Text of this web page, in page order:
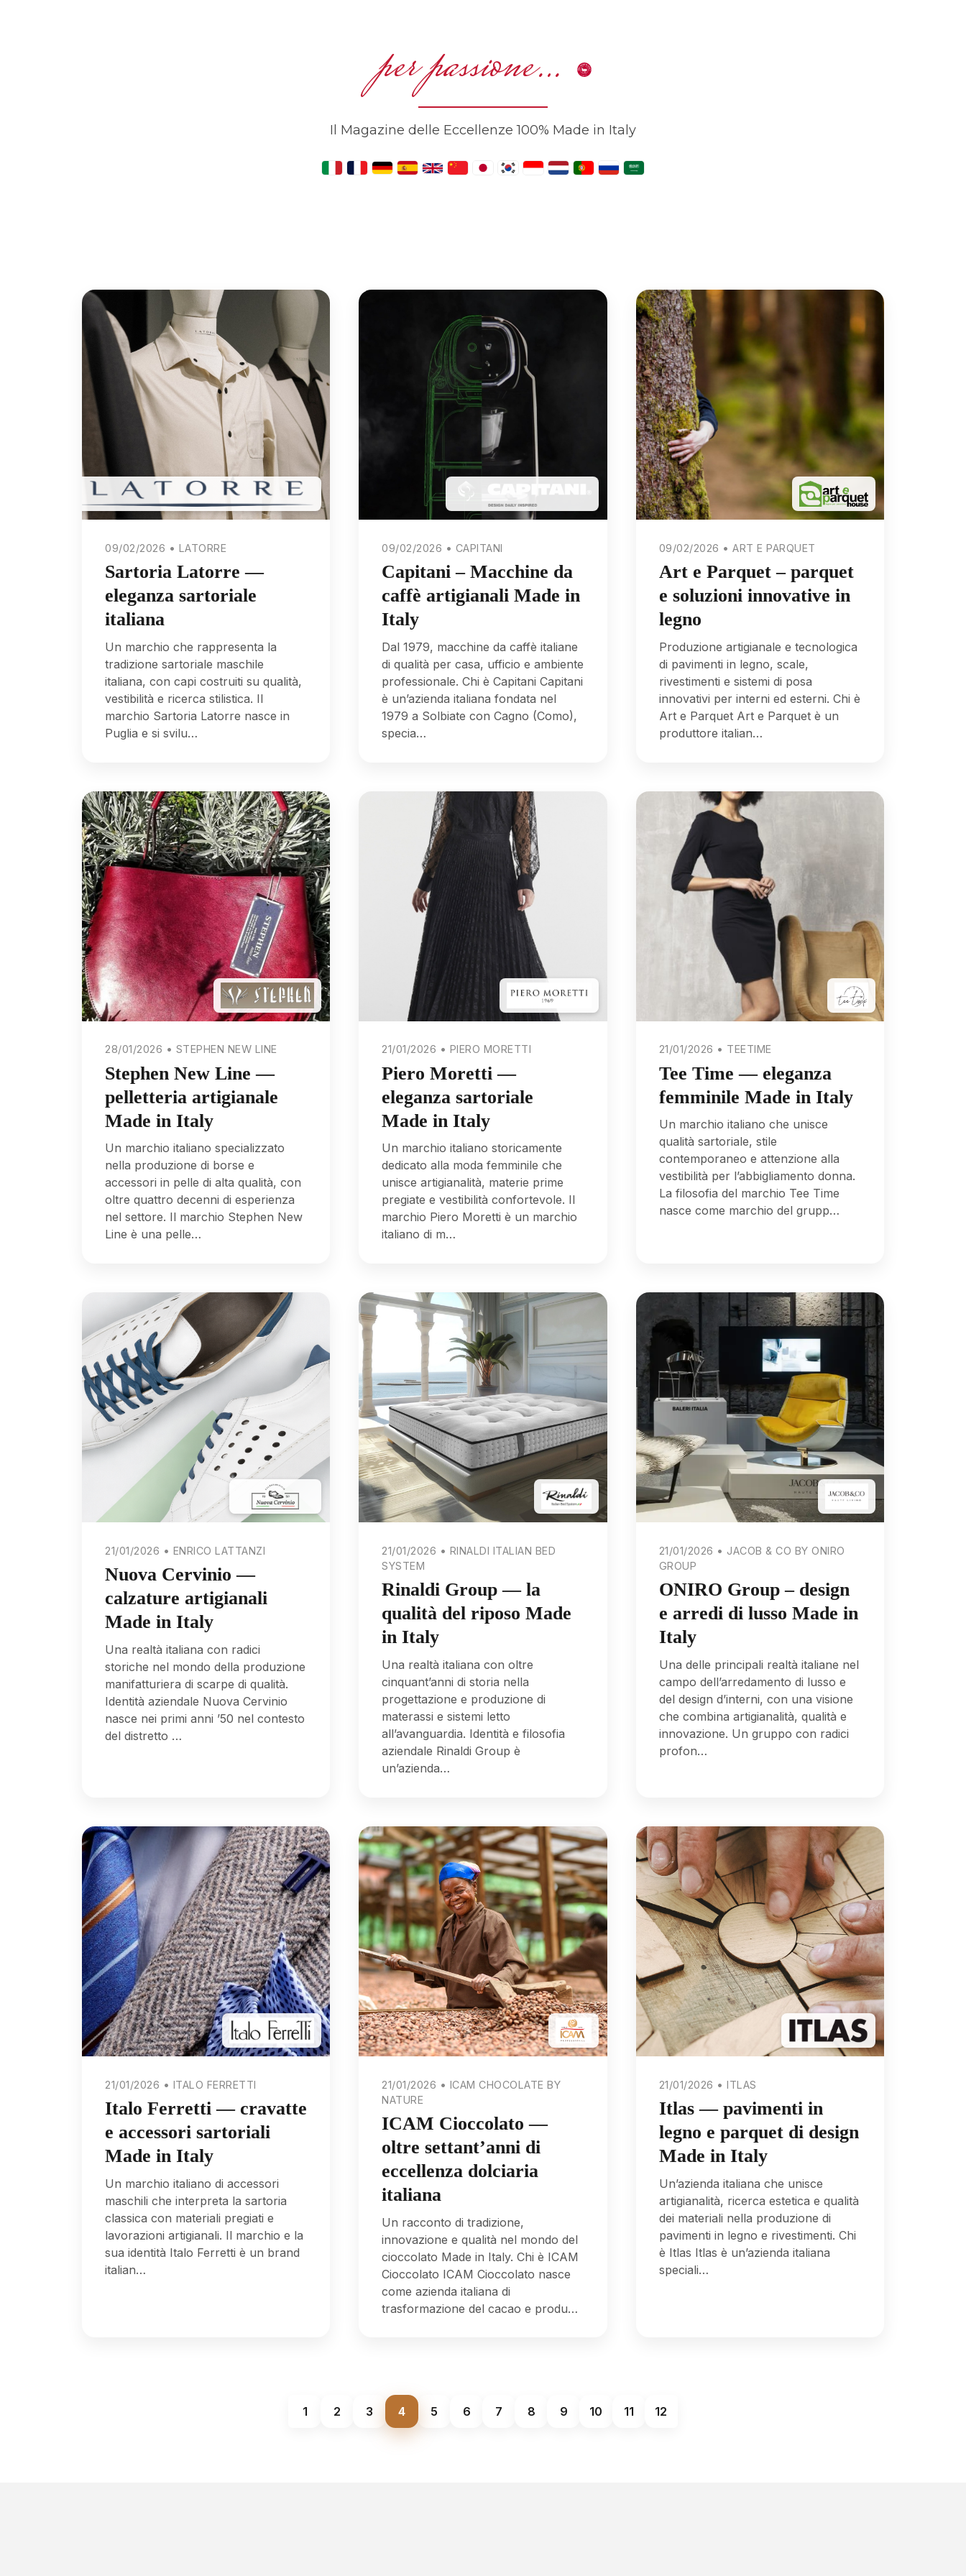
per passione…
Il Magazine delle Eccellenze 100% Made in Italy
09/02/2026 • LATORRE
Sartoria Latorre —
eleganza sartoriale
italiana
Un marchio che rappresenta la
tradizione sartoriale maschile
italiana, con capi costruiti su qualità,
vestibilità e ricerca stilistica. Il
marchio Sartoria Latorre nasce in
Puglia e si svilu…
09/02/2026 • CAPITANI
Capitani – Macchine da
caffè artigianali Made in
Italy
Dal 1979, macchine da caffè italiane
di qualità per casa, ufficio e ambiente
professionale. Chi è Capitani Capitani
è un’azienda italiana fondata nel
1979 a Solbiate con Cagno (Como),
specia…
09/02/2026 • ART E PARQUET
Art e Parquet – parquet
e soluzioni innovative in
legno
Produzione artigianale e tecnologica
di pavimenti in legno, scale,
rivestimenti e sistemi di posa
innovativi per interni ed esterni. Chi è
Art e Parquet Art e Parquet è un
produttore italian…
28/01/2026 • STEPHEN NEW LINE
Stephen New Line —
pelletteria artigianale
Made in Italy
Un marchio italiano specializzato
nella produzione di borse e
accessori in pelle di alta qualità, con
oltre quattro decenni di esperienza
nel settore. Il marchio Stephen New
Line è una pelle…
21/01/2026 • PIERO MORETTI
Piero Moretti —
eleganza sartoriale
Made in Italy
Un marchio italiano storicamente
dedicato alla moda femminile che
unisce artigianalità, materie prime
pregiate e vestibilità confortevole. Il
marchio Piero Moretti è un marchio
italiano di m…
21/01/2026 • TEETIME
Tee Time — eleganza
femminile Made in Italy
Un marchio italiano che unisce
qualità sartoriale, stile
contemporaneo e attenzione alla
vestibilità per l’abbigliamento donna.
La filosofia del marchio Tee Time
nasce come marchio del grupp…
21/01/2026 • ENRICO LATTANZI
Nuova Cervinio —
calzature artigianali
Made in Italy
Una realtà italiana con radici
storiche nel mondo della produzione
manifatturiera di scarpe di qualità.
Identità aziendale Nuova Cervinio
nasce nei primi anni ’50 nel contesto
del distretto …
21/01/2026 • RINALDI ITALIAN BED
SYSTEM
Rinaldi Group — la
qualità del riposo Made
in Italy
Una realtà italiana con oltre
cinquant’anni di storia nella
progettazione e produzione di
materassi e sistemi letto
all’avanguardia. Identità e filosofia
aziendale Rinaldi Group è
un’azienda…
21/01/2026 • JACOB & CO BY ONIRO
GROUP
ONIRO Group – design
e arredi di lusso Made in
Italy
Una delle principali realtà italiane nel
campo dell’arredamento di lusso e
del design d’interni, con una visione
che combina artigianalità, qualità e
innovazione. Un gruppo con radici
profon…
21/01/2026 • ITALO FERRETTI
Italo Ferretti — cravatte
e accessori sartoriali
Made in Italy
Un marchio italiano di accessori
maschili che interpreta la sartoria
classica con materiali pregiati e
lavorazioni artigianali. Il marchio e la
sua identità Italo Ferretti è un brand
italian…
21/01/2026 • ICAM CHOCOLATE BY
NATURE
ICAM Cioccolato —
oltre settant’anni di
eccellenza dolciaria
italiana
Un racconto di tradizione,
innovazione e qualità nel mondo del
cioccolato Made in Italy. Chi è ICAM
Cioccolato ICAM Cioccolato nasce
come azienda italiana di
trasformazione del cacao e produ…
21/01/2026 • ITLAS
Itlas — pavimenti in
legno e parquet di design
Made in Italy
Un’azienda italiana che unisce
artigianalità, ricerca estetica e qualità
dei materiali nella produzione di
pavimenti in legno e rivestimenti. Chi
è Itlas Itlas è un’azienda italiana
speciali…
1 2 3 4 5 6 7 8 9 10 11 12